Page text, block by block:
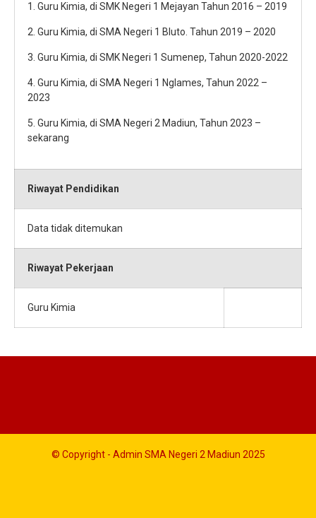
1. Guru Kimia, di SMK Negeri 1 Mejayan Tahun 2016 – 2019
2. Guru Kimia, di SMA Negeri 1 Bluto. Tahun 2019 – 2020
3. Guru Kimia, di SMK Negeri 1 Sumenep, Tahun 2020-2022
4. Guru Kimia, di SMA Negeri 1 Nglames, Tahun 2022 –
2023
5. Guru Kimia, di SMA Negeri 2 Madiun, Tahun 2023 –
sekarang
Riwayat Pendidikan
Data tidak ditemukan
Riwayat Pekerjaan
Guru Kimia
© Copyright - Admin SMA Negeri 2 Madiun 2025